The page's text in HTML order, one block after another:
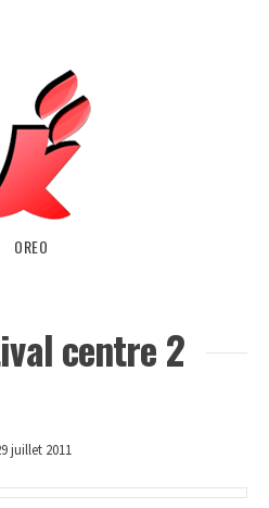
OREO
centre 2
juillet 2011